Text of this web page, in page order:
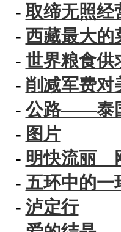
- 取缔无照经
- 西藏最大的
- 世界粮食供
- 削减军费对
- 公路——泰
- 图片
- 明快流丽
- 五环中的
- 泸定行